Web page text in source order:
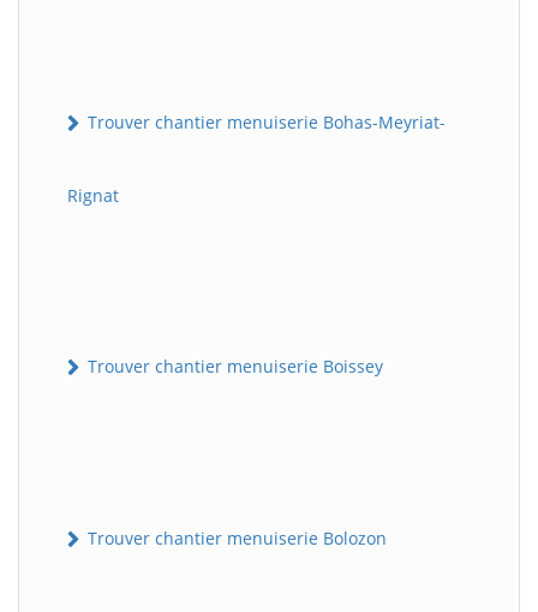
Trouver chantier menuiserie Bohas-Meyriat-
Rignat
Trouver chantier menuiserie Boissey
Trouver chantier menuiserie Bolozon